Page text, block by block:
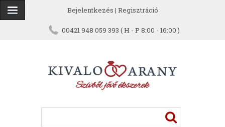
Bejelentkezés | Regisztráció
00421 948 059 393 ( H - P 8:00 - 16:00 )